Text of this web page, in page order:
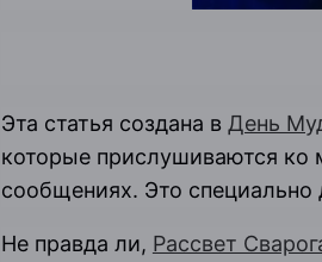
Эта статья создана в День
которые прислушиваются ко
сообщениях. Это
Не правда ли, Рассвет